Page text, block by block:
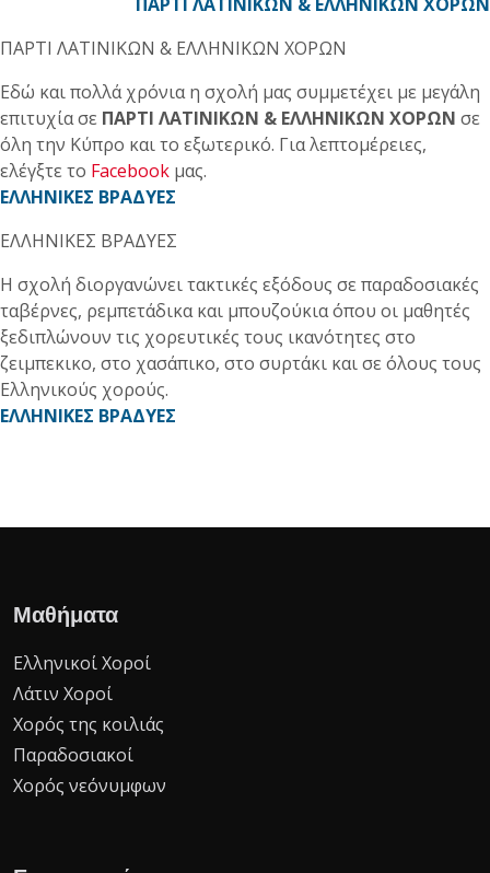
ΠΑΡΤΙ ΛΑΤΙΝΙΚΩΝ & ΕΛΛΗΝΙΚΩΝ ΧΟΡΩΝ
Εδώ και πολλά χρόνια η σχολή μας συμμετέχει με μεγάλη
επιτυχία σε ΠΑΡΤΙ ΛΑΤΙΝΙΚΩΝ & ΕΛΛΗΝΙΚΩΝ ΧΟΡΩΝ σε
όλη την Κύπρο και το εξωτερικό. Για λεπτομέρειες,
ελέγξτε το Facebook μας.
ΕΛΛΗΝΙΚΕΣ ΒΡΑΔΥΕΣ
ΕΛΛΗΝΙΚΕΣ ΒΡΑΔΥΕΣ
Η σχολή διοργανώνει τακτικές εξόδους σε παραδοσιακές
ταβέρνες, ρεμπετάδικα και μπουζούκια όπου οι μαθητές
ξεδιπλώνουν τις χορευτικές τους ικανότητες στο
ζειμπεκικο, στο χασάπικο, στο συρτάκι και σε όλους τους
Ελληνικούς χορούς.
ΕΛΛΗΝΙΚΕΣ ΒΡΑΔΥΕΣ
Μαθήματα
Ελληνικοί Χοροί
Λάτιν Χοροί
Χορός της κοιλιάς
Παραδοσιακοί
Χορός νεόνυμφων